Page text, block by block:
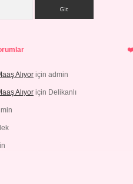
Alıyor için admin
Alıyor için Delikanlı